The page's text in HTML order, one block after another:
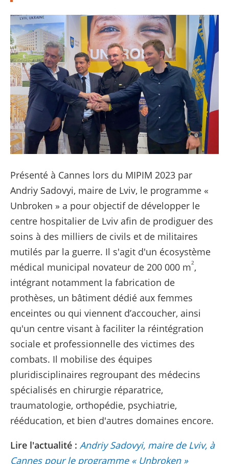
Présenté à Cannes lors du MIPIM 2023 par
Andriy Sadovyi, maire de Lviv, le programme «
Unbroken » a pour objectif de développer le
centre hospitalier de Lviv afin de prodiguer des
soins à des milliers de civils et de militaires
mutilés par la guerre. Il s'agit d'un écosystème
médical municipal novateur de 200 000 m2,
intégrant notamment la fabrication de
prothèses, un bâtiment dédié aux femmes
enceintes ou qui viennent d’accoucher, ainsi
qu'un centre visant à faciliter la réintégration
sociale et professionnelle des victimes des
combats. Il mobilise des équipes
pluridisciplinaires regroupant des médecins
spécialisés en chirurgie réparatrice,
traumatologie, orthopédie, psychiatrie,
rééducation, et bien d'autres domaines encore.
Lire l'actualité : Andriy Sadovyi, maire de Lviv, à
Cannes pour le programme « Unbroken »